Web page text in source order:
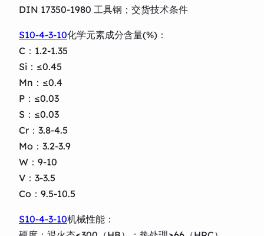
DIN 17350-1980 工具钢；交货技术条件
S10-4-3-10化学元素成分含量(%)：
C：1.2-1.35
Si：≤0.45
Mn：≤0.4
P：≤0.03
S：≤0.03
Cr：3.8-4.5
Mo：3.2-3.9
W：9-10
V：3-3.5
Co：9.5-10.5
S10-4-3-10机械性能：